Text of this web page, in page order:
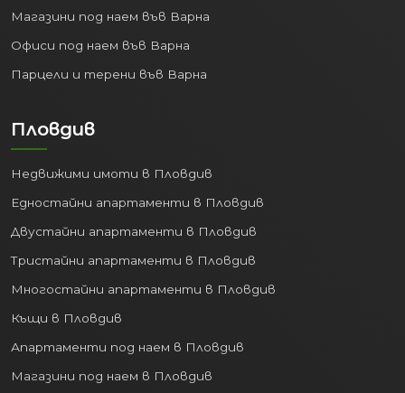
Магазини под наем във Варна
Офиси под наем във Варна
Парцели и терени във Варна
Пловдив
Недвижими имоти в Пловдив
Едностайни апартаменти в Пловдив
Двустайни апартаменти в Пловдив
Тристайни апартаменти в Пловдив
Многостайни апартаменти в Пловдив
Къщи в Пловдив
Апартаменти под наем в Пловдив
Магазини под наем в Пловдив